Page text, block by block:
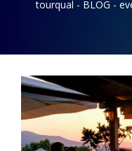
tourqual - BLOG -